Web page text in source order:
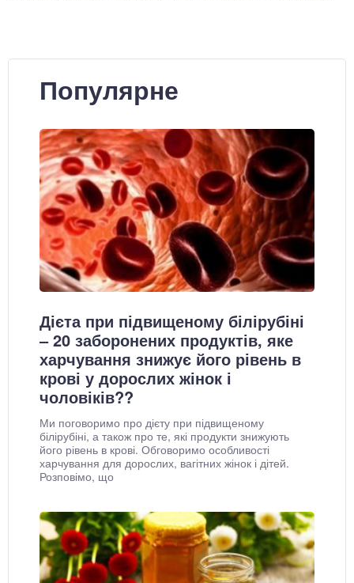
Популярне
Дієта при підвищеному білірубіні
– 20 заборонених продуктів, яке
харчування знижує його рівень в
крові у дорослих жінок і
чоловіків??
Ми поговоримо про дієту при підвищеному
білірубіні, а також про те, які продукти знижують
його рівень в крові. Обговоримо особливості
харчування для дорослих, вагітних жінок і дітей.
Розповімо, що